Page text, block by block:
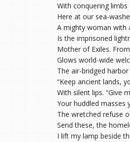
With conquering
Here at our sea-
A mighty woman with
Is the imprisoned
Mother of Exiles.
Glows world-wide
The air-bridged
“Keep ancient lands,
With silent lips. “Give
Your huddled masses
The wretched refuse
Send these, the
I lift my lamp beside